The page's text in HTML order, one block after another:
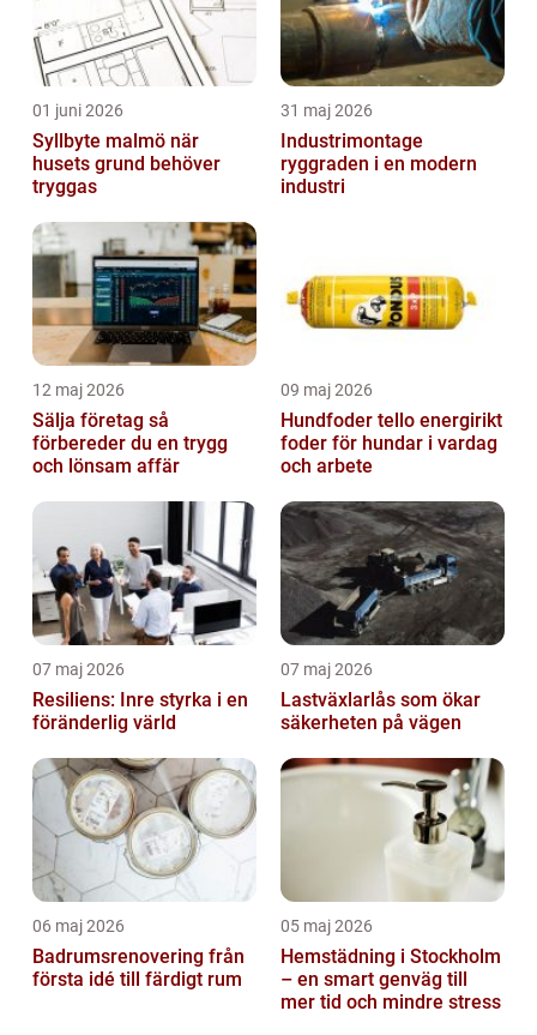
01 juni 2026
Syllbyte malmö när
husets grund behöver
tryggas
31 maj 2026
Industrimontage
ryggraden i en modern
industri
12 maj 2026
Sälja företag så
förbereder du en trygg
och lönsam affär
09 maj 2026
Hundfoder tello energirikt
foder för hundar i vardag
och arbete
07 maj 2026
Resiliens: Inre styrka i en
föränderlig värld
07 maj 2026
Lastväxlarlås som ökar
säkerheten på vägen
06 maj 2026
Badrumsrenovering från
första idé till färdigt rum
05 maj 2026
Hemstädning i Stockholm
– en smart genväg till
mer tid och mindre stress